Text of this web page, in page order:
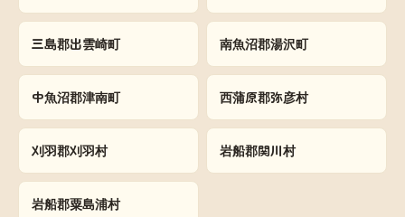
三島郡出雲崎町 南魚沼郡湯沢町
中魚沼郡津南町 西蒲原郡弥彦村
刈羽郡刈羽村 岩船郡関川村
岩船郡粟島浦村